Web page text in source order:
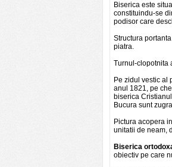
Biserica este
constituindu-se
podisor care
Structura
piatra.
Turnul-clopotnita
Pe zidul vestic al
anul 1821, pe
biserica
Bucura sunt
Pictura acopera
unitatii de neam,
Biserica
obiectiv pe care